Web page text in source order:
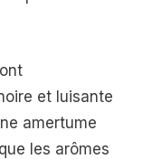
et luisante
amertume
les arômes